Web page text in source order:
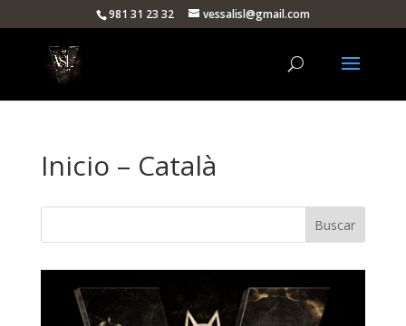
981 31 23 32 vessalisl@gmail.com
Inicio – Català
Buscar